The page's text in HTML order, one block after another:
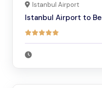
Istanbul Airport
Istanbul Airport to